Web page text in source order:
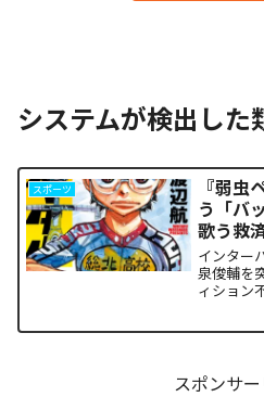
システムが検出した
スポーツ
『弱虫
う「バ
歌う救
インター
泉俊輔を
ィション
スポンサ